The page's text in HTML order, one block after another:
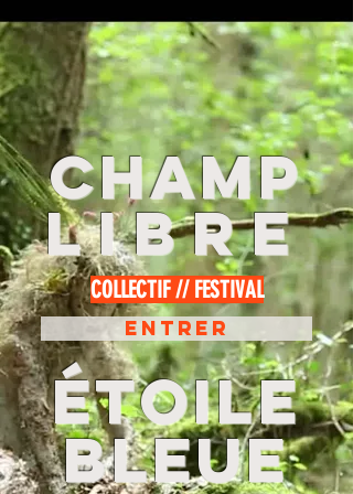
Champ
LIBRE
COLLECTIF // FESTIVAL
Entrer
étoile
bleue